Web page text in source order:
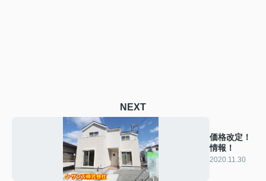
NEXT
価格改定！
情報！
2020.11.30